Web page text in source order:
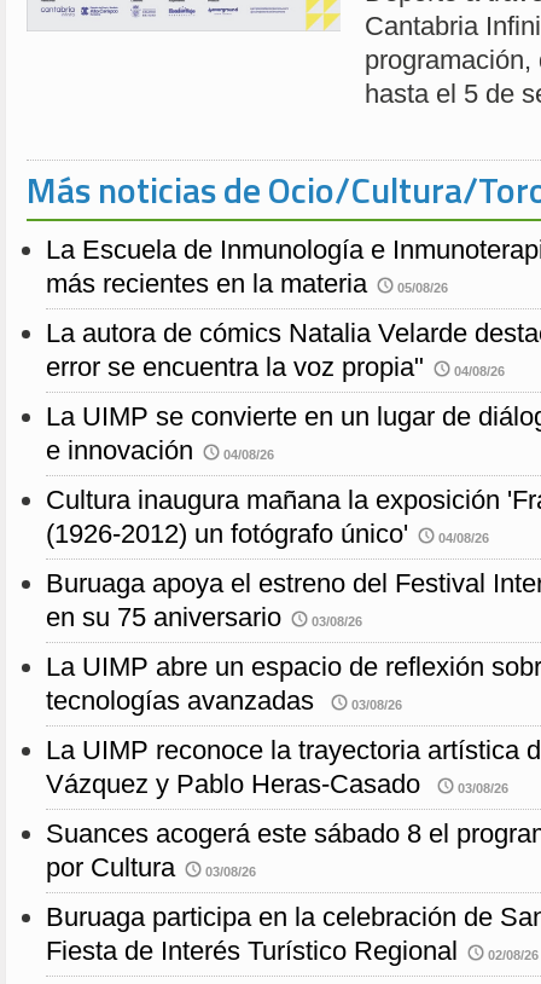
Cantabria
programación,
hasta el 5 de
Más noticias de Ocio/Cultura/
La Escuela de Inmunología e
más recientes en la materia
05/08/26
La autora de cómics Natalia Velarde
error se encuentra la voz propia"
04/08/26
La UIMP se convierte en un lugar de
e innovación
04/08/26
Cultura inaugura mañana la exposición
(1926-2012) un fotógrafo único'
04/08/26
Buruaga apoya el estreno del Festival
en su 75 aniversario
03/08/26
La UIMP abre un espacio de reflexión
tecnologías avanzadas
03/08/26
La UIMP reconoce la trayectoria artística
Vázquez y Pablo Heras-Casado
03/08/26
Suances acogerá este sábado 8 el
por Cultura
03/08/26
Buruaga participa en la celebración de
Fiesta de Interés Turístico Regional
02/08/26